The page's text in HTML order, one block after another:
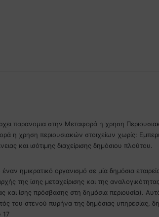
παρανομια στην Μεταφορά η χρηση
χρηση περιουσιακών στοιχείων χωρίς:
και ισότιμης διαχείρισης δημόσιου πλούτου.
ημικρατικό οργανισμό σε μία δημόσια
της ίσης μεταχείρισης και της
ίσης πρόσβασης στη δημόσια περιουσία).
του στενού πυρήνα της δημόσιας υπηρεσίας,
17